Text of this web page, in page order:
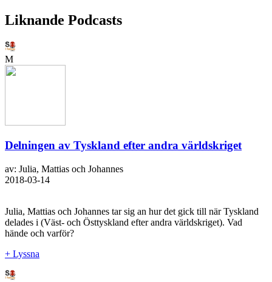
Liknande Podcasts
M
Delningen av Tyskland efter andra världskriget
av: Julia, Mattias och Johannes
2018-03-14
Julia, Mattias och Johannes tar sig an hur det gick till när Tyskland
delades i (Väst- och Östtyskland efter andra världskriget). Vad
hände och varför?
+ Lyssna